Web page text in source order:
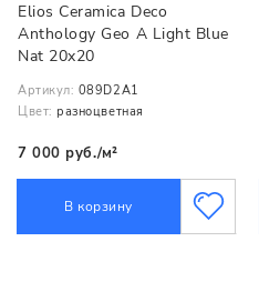
Elios Ceramica Deco
Anthology Geo A Light Blue
Nat 20x20
Артикул: 089D2A1
Цвет: разноцветная
7 000 руб./м²
В корзину